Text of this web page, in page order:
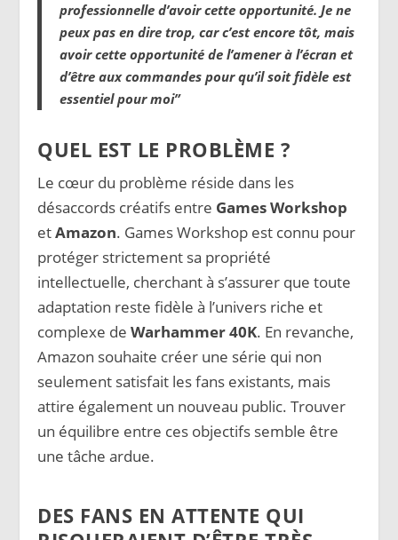
professionnelle d’avoir cette opportunité. Je ne
peux pas en dire trop, car c’est encore tôt, mais
avoir cette opportunité de l’amener à l’écran et
d’être aux commandes pour qu’il soit fidèle est
essentiel pour moi”​
QUEL EST LE PROBLÈME ?
Le cœur du problème réside dans les
désaccords créatifs entre Games Workshop
etAmazon. Games Workshop est connu pour
protéger strictement sa propriété
intellectuelle, cherchant à s’assurer que toute
adaptation reste fidèle à l’univers riche et
complexe deWarhammer 40K. En revanche,
Amazon souhaite créer une série qui non
seulement satisfait les fans existants, mais
attire également un nouveau public. Trouver
un équilibre entre ces objectifs semble être
une tâche ardue.
DES FANS EN ATTENTE QUI